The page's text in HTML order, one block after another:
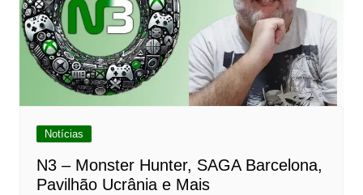
Notícias
N3 – Monster Hunter, SAGA Barcelona,
Pavilhão Ucrânia e Mais